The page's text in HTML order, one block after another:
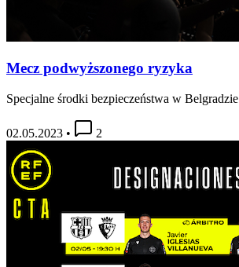
Mecz podwyższonego ryzyka
Specjalne środki bezpieczeństwa w Belgradzie
02.05.2023 • 2